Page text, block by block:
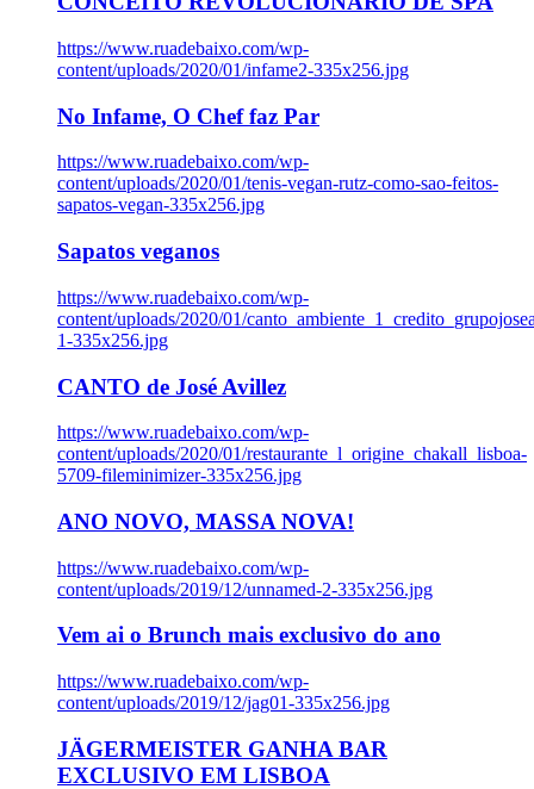
https://www.ruadebaixo.com/wp-
content/uploads/2020/01/infame2-335x256.jpg
No Infame, O Chef faz Par
https://www.ruadebaixo.com/wp-
content/uploads/2020/01/tenis-vegan-rutz-como-sao-feitos-
sapatos-vegan-335x256.jpg
Sapatos veganos
https://www.ruadebaixo.com/wp-
content/uploads/2020/01/
1-335x256.jpg
CANTO de José Avillez
https://www.ruadebaixo.com/wp-
content/uploads/2020/01/restaurante_l_origine_chakall_lisboa-
5709-fileminimizer-335x256.jpg
ANO NOVO, MASSA NOVA!
https://www.ruadebaixo.com/wp-
content/uploads/2019/12/unnamed-2-335x256.jpg
Vem ai o Brunch mais exclusivo do ano
https://www.ruadebaixo.com/wp-
content/uploads/2019/12/jag01-335x256.jpg
JÄGERMEISTER GANHA BAR
EXCLUSIVO EM LISBOA